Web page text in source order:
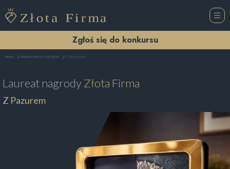
Zgłoś się do konkursu
Home Salon Kosmetyczny Kielce Z Pazurem
Laureat nagrodyZłota Firma
Z Pazurem